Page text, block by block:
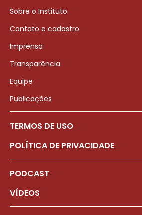
Sobre o Instituto
Contato e cadastro
Imprensa
Transparência
Equipe
Publicações
TERMOS DE USO
POLÍTICA DE PRIVACIDADE
PODCAST
VÍDEOS